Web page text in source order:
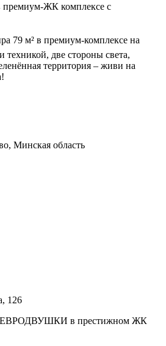
премиум-ЖК комплексе с
79 м² в премиум-комплексе на
техникой, две стороны света,
территория – живи на
Минская область
126
ЕВРОДВУШКИ в престижном ЖК